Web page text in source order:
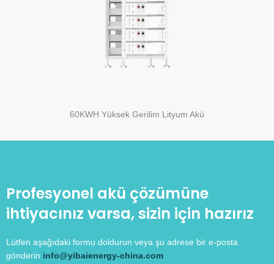
60KWH Yüksek Gerilim Lityum Akü
Profesyonel akü çözümüne
ihtiyacınız varsa, sizin için hazırız
Lütfen aşağıdaki formu doldurun veya şu adrese bir e-posta
gönderin info@yibaienergy-china.com